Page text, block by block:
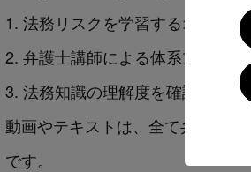
法務リスクを学習するオリジナ
弁護士講師による体系立った
法務知識の理解度を確認できる
動画やテキストは、全て弁護士
です。